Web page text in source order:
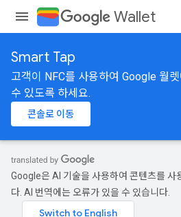
Wallet
Smart Tap
고객이 NFC를 사용하여 Google 월
수 있도록 하세요.
콘솔로 이동
Google은 AI 기술을 사용하여 콘텐츠를 사
다. AI 번역에는 오류가 있을 수 있습니다.